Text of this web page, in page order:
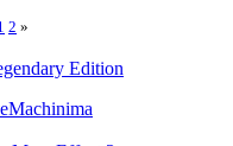
2 »
Edition